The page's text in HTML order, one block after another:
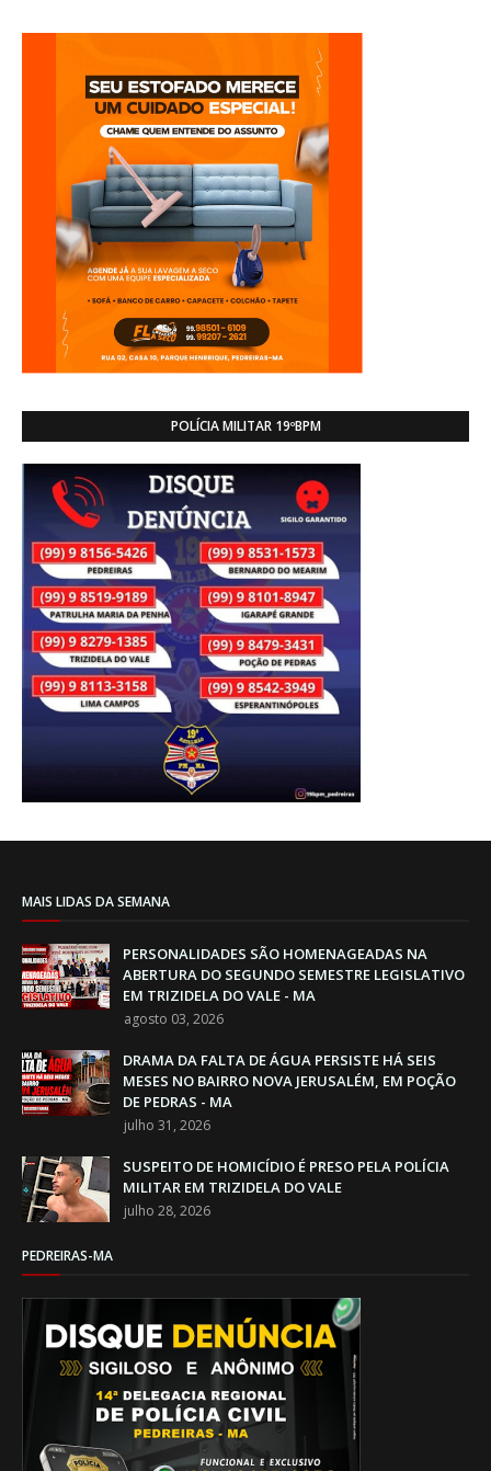
POLÍCIA MILITAR 19ºBPM
MAIS LIDAS DA SEMANA
PERSONALIDADES SÃO HOMENAGEADAS NA
ABERTURA DO SEGUNDO SEMESTRE LEGISLATIVO
EM TRIZIDELA DO VALE - MA
agosto 03, 2026
DRAMA DA FALTA DE ÁGUA PERSISTE HÁ SEIS
MESES NO BAIRRO NOVA JERUSALÉM, EM POÇÃO
DE PEDRAS - MA
julho 31, 2026
SUSPEITO DE HOMICÍDIO É PRESO PELA POLÍCIA
MILITAR EM TRIZIDELA DO VALE
julho 28, 2026
PEDREIRAS-MA